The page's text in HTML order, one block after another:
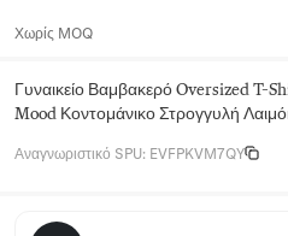
Χωρίς MOQ
Γυναικείο Βαμβακερό Oversized T-
Mood Κοντομάνικο Στρογγυλή
Αναγνωριστικό SPU: EVFPKVM7QY